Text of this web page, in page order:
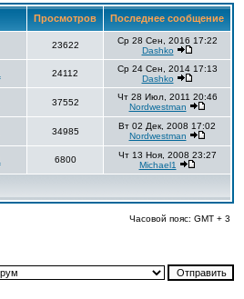
Просмотров Последнее сообщение
23622
Ср 28 Сен, 2016 17:22
Dashko
24112
Ср 24 Сен, 2014 17:13
Dashko
37552
Чт 28 Июл, 2011 20:46
Nordwestman
34985
Вт 02 Дек, 2008 17:02
Nordwestman
6800
Чт 13 Ноя, 2008 23:27
Michael1
Часовой пояс: GMT + 3